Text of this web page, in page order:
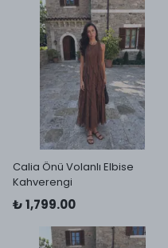
Calia Önü Volanlı Elbise
Kahverengi
₺ 1,799.00